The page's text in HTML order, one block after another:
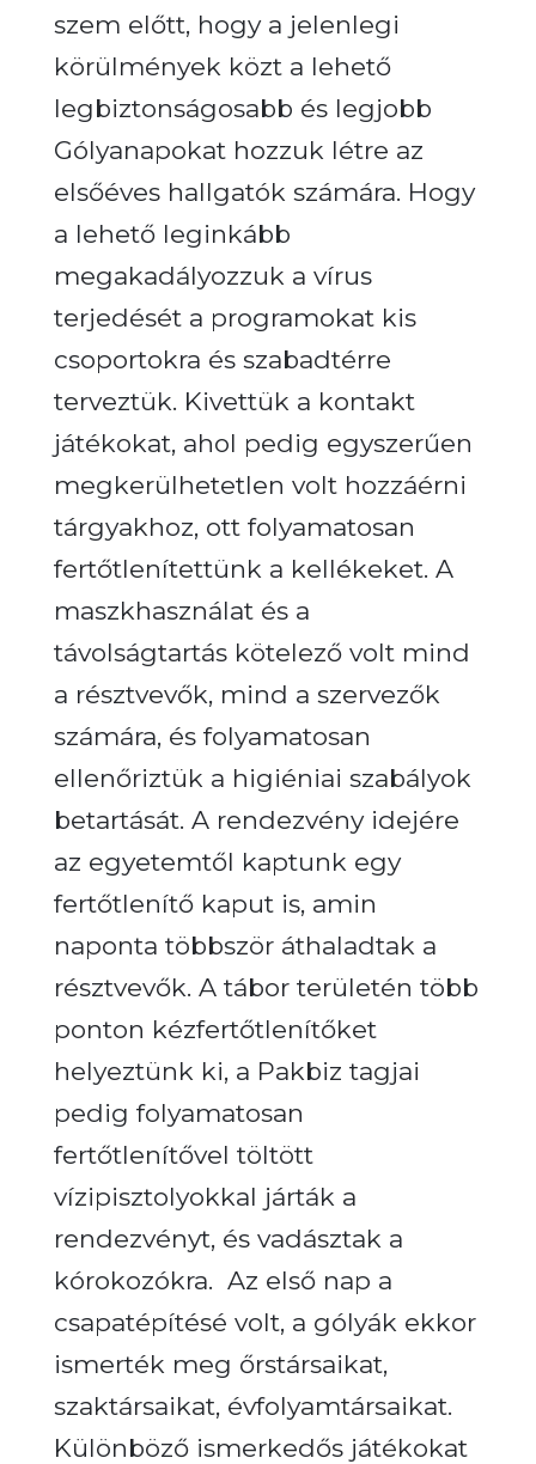
szem előtt, hogy a jelenlegi
körülmények közt a lehető
legbiztonságosabb és legjobb
Gólyanapokat hozzuk létre az
elsőéves hallgatók számára. Hogy
a lehető leginkább
megakadályozzuk a vírus
terjedését a programokat kis
csoportokra és szabadtérre
terveztük. Kivettük a kontakt
játékokat, ahol pedig egyszerűen
megkerülhetetlen volt hozzáérni
tárgyakhoz, ott folyamatosan
fertőtlenítettünk a kellékeket. A
maszkhasználat és a
távolságtartás kötelező volt mind
a résztvevők, mind a szervezők
számára, és folyamatosan
ellenőriztük a higiéniai szabályok
betartását. A rendezvény idejére
az egyetemtől kaptunk egy
fertőtlenítő kaput is, amin
naponta többször áthaladtak a
résztvevők. A tábor területén több
ponton kézfertőtlenítőket
helyeztünk ki, a Pakbiz tagjai
pedig folyamatosan
fertőtlenítővel töltött
vízipisztolyokkal járták a
rendezvényt, és vadásztak a
kórokozókra. Az első nap a
csapatépítésé volt, a gólyák ekkor
ismerték meg őrstársaikat,
szaktársaikat, évfolyamtársaikat.
Különböző ismerkedős játékokat